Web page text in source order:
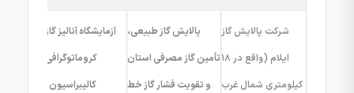
شرکت پالایش گاز
ایلام (واقع در ۱۸
کیلومتری شمال غرب
پالایش گاز طبیعی،
تأمین گاز مصرفی استان
و تقویت فشار گاز خط
آزمایشگاه آنالیز گاز،
کروماتوگرافی،
کالیبراسیون و